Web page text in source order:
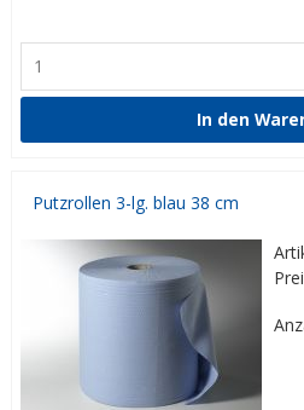
Putzrollen 3-lg. blau 38 cm